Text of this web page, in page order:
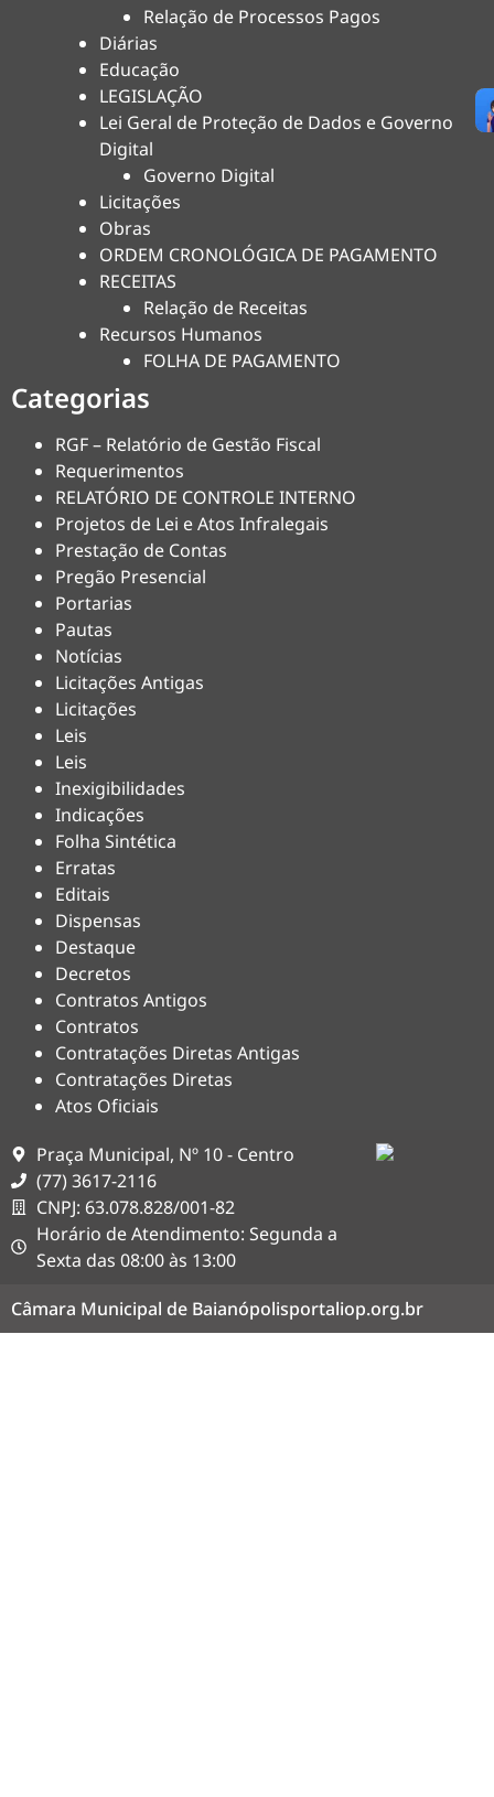
Relação de Processos Pagos
Diárias
Educação
LEGISLAÇÃO
Lei Geral de Proteção de Dados e Governo
Digital
Governo Digital
Licitações
Obras
ORDEM CRONOLÓGICA DE PAGAMENTO
RECEITAS
Relação de Receitas
Recursos Humanos
FOLHA DE PAGAMENTO
Categorias
RGF – Relatório de Gestão Fiscal
Requerimentos
RELATÓRIO DE CONTROLE INTERNO
Projetos de Lei e Atos Infralegais
Prestação de Contas
Pregão Presencial
Portarias
Pautas
Notícias
Licitações Antigas
Licitações
Leis
Leis
Inexigibilidades
Indicações
Folha Sintética
Erratas
Editais
Dispensas
Destaque
Decretos
Contratos Antigos
Contratos
Contratações Diretas Antigas
Contratações Diretas
Atos Oficiais
Praça Municipal, Nº 10 - Centro
(77) 3617-2116
CNPJ: 63.078.828/001-82
Horário de Atendimento: Segunda a
Sexta das 08:00 às 13:00
Câmara Municipal de Baianópolisportaliop.org.br